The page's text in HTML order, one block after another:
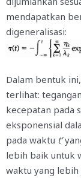
mendapatkan
digeneralisasi:
Dalam bentuk
terlihat:
kecepatan pada
eksponensial
pada waktu t’
lebih baik untuk
waktu yang lebih